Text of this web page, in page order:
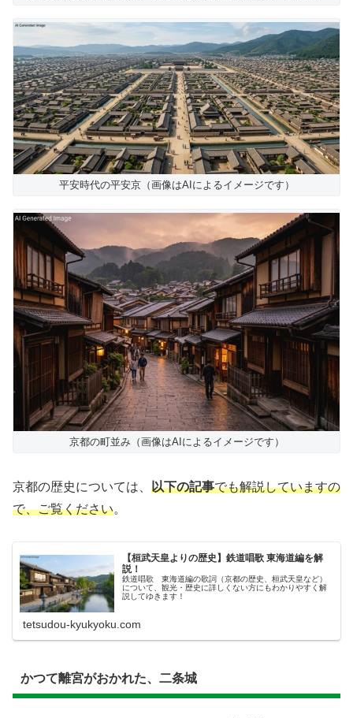
平安時代の平安京（画像はAIによるイメージです）
京都の町並み（画像はAIによるイメージです）
京都の歴史については、 以下の記事でも解説していますの
で、ご覧ください。
【桓武天皇よりの歴史】鉄道唱歌 東海道編を解
説！
鉄道唱歌 東海道編の歌詞（京都の歴史、桓武天皇など）
について、観光・歴史に詳しくない方にもわかりやすく解
説してゆきます！
tetsudou-kyukyoku.com
かつて離宮がおかれた、二条城